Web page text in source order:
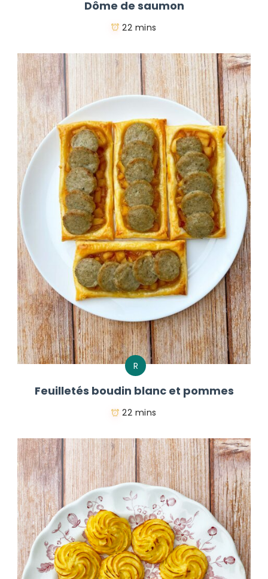
Dôme de saumon
22 mins
R
Feuilletés boudin blanc et pommes
22 mins